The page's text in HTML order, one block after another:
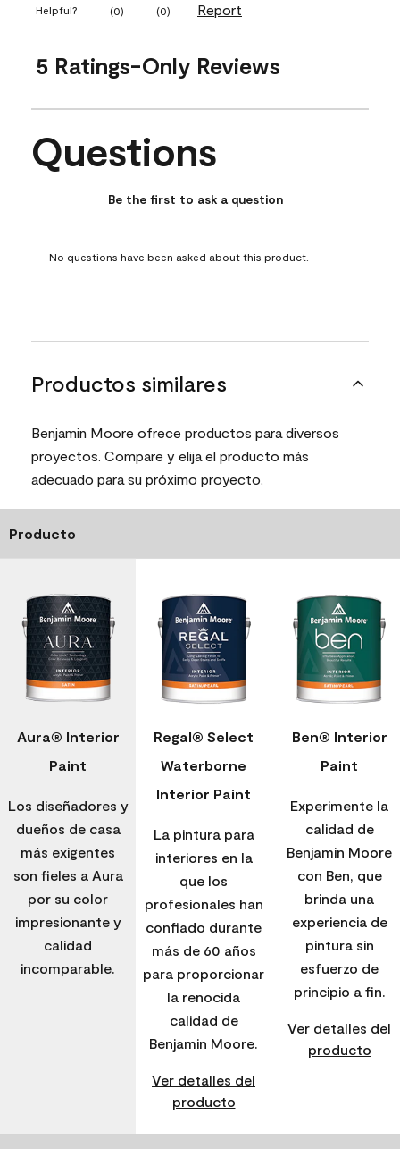
Helpful? (0) (0) Report
5 Ratings-Only Reviews
No questions have been asked about this product.
Questions
Be the first to ask a question
No questions have been asked about this product.
Productos similares
Benjamin Moore ofrece productos para diversos
proyectos. Compare y elija el producto más
adecuado para su próximo proyecto.
Producto
Aura® Interior
Paint
Los diseñadores y
dueños de casa
más exigentes
son fieles a Aura
por su color
impresionante y
calidad
incomparable.
Regal® Select
Waterborne
Interior Paint
La pintura para
interiores en la
que los
profesionales han
confiado durante
más de 60 años
para proporcionar
la renocida
calidad de
Benjamin Moore.
Ver detalles del
producto
Ben® Interior
Paint
Experimente la
calidad de
Benjamin Moore
con Ben, que
brinda una
experiencia de
pintura sin
esfuerzo de
principio a fin.
Ver detalles del
producto